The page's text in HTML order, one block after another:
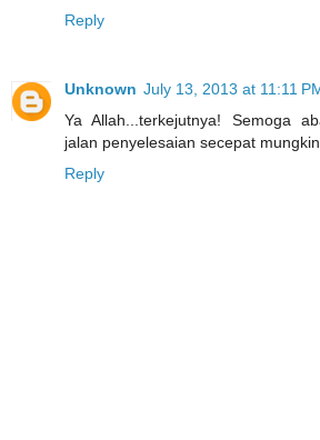
Reply
Unknown July 13, 2013 at 11:11
Ya Allah...terkejutnya! Semoga
jalan penyelesaian secepat
Reply